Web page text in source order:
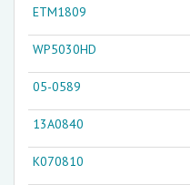
ETM1809
WP5030HD
05-0589
13A0840
K070810